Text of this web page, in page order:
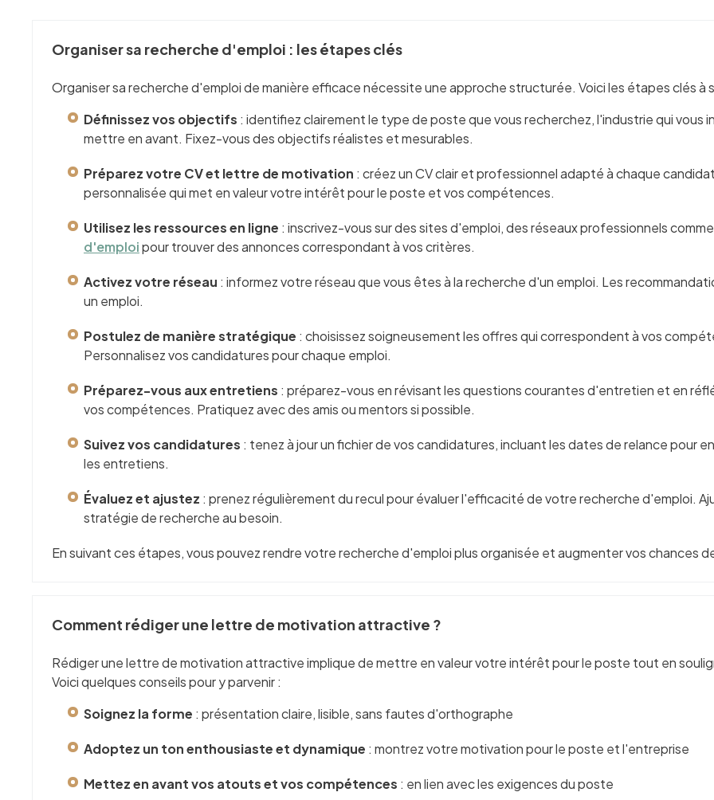
Organiser sa recherche d'emploi : les étapes clés
Organiser sa recherche d'emploi de manière efficace nécessite une approche structurée. Voici les étapes clés à
Définissez vos objectifs : identifiez clairement le type de poste que vous recherchez, l'industrie qui
mettre en avant. Fixez-vous des objectifs réalistes et mesurables.
Préparez votre CV et lettre de motivation : créez un CV clair et professionnel adapté à chaque
personnalisée qui met en valeur votre intérêt pour le poste et vos compétences.
Utilisez les ressources en ligne : inscrivez-vous sur des sites d'emploi, des réseaux professionnels
d'emploipour trouver des annonces correspondant à vos critères.
Activez votre réseau : informez votre réseau que vous êtes à la recherche d'un emploi. Les
un emploi.
Postulez de manière stratégique : choisissez soigneusement les offres qui correspondent à vos
Personnalisez vos candidatures pour chaque emploi.
Préparez-vous aux entretiens : préparez-vous en révisant les questions courantes d'entretien et en
vos compétences. Pratiquez avec des amis ou mentors si possible.
Suivez vos candidatures : tenez à jour un fichier de vos candidatures, incluant les dates de relance pour
les entretiens.
Évaluez et ajustez : prenez régulièrement du recul pour évaluer l'efficacité de votre recherche d'emploi.
stratégie de recherche au besoin.
En suivant ces étapes, vous pouvez rendre votre recherche d'emploi plus organisée et augmenter vos chances
Comment rédiger une lettre de motivation attractive ?
Rédiger une lettre de motivation attractive implique de mettre en valeur votre intérêt pour le poste tout en
Voici quelques conseils pour y parvenir :
Soignez la forme : présentation claire, lisible, sans fautes d'orthographe
Adoptez un ton enthousiaste et dynamique : montrez votre motivation pour le poste et l'entreprise
Mettez en avant vos atouts et vos compétences : en lien avec les exigences du poste